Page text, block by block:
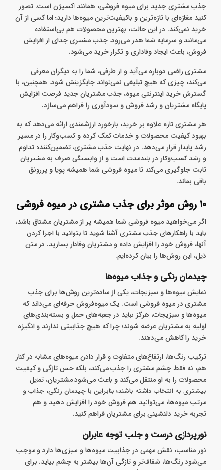
جذب مشتری جدید برای میوه فروشی، همانند اکسیژن است. تصور
کنید مغازه‌ای با تازه‌ترین و باکیفیت‌ترین میوه‌ها دارید؛ اما کسی از آن
خرید نمی‌کند. در این حالت، بهترین محصولات هم بی‌استفاده
می‌مانند و سرمایه شما هدر می‌رود. جذب مشتری جدای از افزایش
فروش، باعث ایجاد وفاداری و تکرار خرید می‌شود.
مشتری راضی دوباره می‌آید و از طرفی، شما را به دیگران معرفی
می‌کند، چیزی که هیچ تبلیغی نمی‌تواند جایگزینش شود. همچنین، با
گسترش خرید اینترنتی میوه، جذب مشتریان جدید فرصت افزایش
پایگاه مشتریان و رشد فروش و سودآوری را فراهم می‌سازد.
هر مشتری تازه علاوه بر خرید، بازخورد ارزشمندی ارائه می‌دهد که به
بهبود کیفیت محصولات و خدمات کمک کرده و کسب‌وکار را در مسیر
رشد پایدار قرار می‌دهد. در نهایت جذب مشتری، تضمین‌کننده تداوم
و رشد کسب‌وکار در بلندمدت است و از وابستگی صرف به مشتریان
ثابت جلوگیری می‌کند تا میوه فروشی شما همیشه پویا و پررونق
باقی بماند.
۱۰ روش موثر برای جذب مشتری در میوه فروشی
اگر می‌خواهید میوه فروشی شما همیشه پر از مشتریان مشتاق باشد،
باید با راهکارهای جذب مشتری آشنا شوید تا بتوانید با اجرا کردن
آنها، فروش خود را افزایش داده و مشتریان وفادار بسازید. در متن
ذیل، این روش‌ها را بیان کرده‌ایم.
چیدمان رنگی و جذاب میوه‌ها
نمایش میوه‌ها و سبزیجات، یکی از ساده‌ترین روش‌ها برای جذب
مشتری در میوه فروشی است. یک میوه‌فروش حرفه‌ای می‌داند که
میوه‌ها و سبزیجات، هرگز نباید در جعبه‌های حمل و بسته‌بندی‌های
اولیه به مشتریان عرضه شوند؛ چرا که هیچ جذابیتی ندارند و انگیزه
خرید را کاهش می‌دهند.
ترکیب رنگ‌ها، ارتفاع‌های متفاوت و قرار دادن میوه‌های مشابه در کنار
هم، نه فقط چشم مشتری را جذب می‌کند، بلکه حس تازگی و کیفیت
محصولات را به او منتقل می‌کند و باعث می‌شود مشتریان، تمایل
بیشتری به انتخاب داشته باشند؛ بنابراین با چیدمان رنگی، جذاب و
مرتب میوه‌ها، می‌توانید هم فروش خود را افزایش دهید و هم
تجربه خرید دلنشینی برای مشتریان فراهم کنید.
نورپردازی درست و جلب توجه عابران
نور مناسب، نقش مهمی در جذابیت میوه‌ها و سبزی‌ها دارد و موجب
می‌شود رنگ‌ها، شفاف‌تر و تازگی آن‌ها بیشتر به چشم بیاید. برای